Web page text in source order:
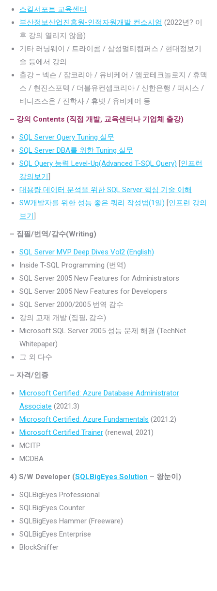
스킬서포트 교육센터
부산정보산업진흥원-인적자원개발 컨소시엄 (2022년? 이
후 강의 열리지 않음)
기타 러닝웨이 / 트라이콤 / 삼성멀티캠퍼스 / 현대정보기
술 등에서 강의
출강 – 넥슨 / 잡코리아 / 유비케어 / 앰코테크놀로지 / 휴맥
스 / 현진스포텍 / 더블유컨셉코리아 / 신한은행 / 퍼시스 /
비니즈스온 / 진학사 / 휴넷 / 유비케어 등
– 강의 Contents (직접 개발, 교육센터나 기업체 출강)
SQL Server Query Tuning 실무
SQL Server DBA를 위한 Tuning 실무
SQL Query 능력 Level-Up(Advanced T-SQL Query) [인프런
강의보기]
대용량 데이터 분석을 위한 SQL Server 핵심 기술 이해
SW개발자를 위한 성능 좋은 쿼리 작성법(1일) [인프런 강의
보기]
– 집필/번역/감수(Writing)
SQL Server MVP Deep Dives Vol2 (English)
Inside T-SQL Programming (번역)
SQL Server 2005 New Features for Administrators
SQL Server 2005 New Features for Developers
SQL Server 2000/2005 번역 감수
강의 교재 개발 (집필, 감수)
Microsoft SQL Server 2005 성능 문제 해결 (TechNet
Whitepaper)
그 외 다수
– 자격/인증
Microsoft Certified: Azure Database Administrator
Associate (2021.3)
Microsoft Certified: Azure Fundamentals (2021.2)
Microsoft Certified Trainer (renewal, 2021)
MCITP
MCDBA
4) S/W Developer (SQLBigEyes Solution – 왕눈이)
SQLBigEyes Professional
SQLBigEyes Counter
SQLBigEyes Hammer (Freeware)
SQLBigEyes Enterprise
BlockSniffer